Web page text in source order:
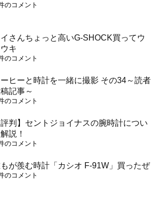
のコメント
イさんちょっと高いG-SHOCK買ってウ
キ
のコメント
ーヒーと時計を一緒に撮影 その34～読者
記事～
のコメント
評判】セントジョイナスの腕時計につい
説！
のコメント
が羨む時計「カシオ F-91W」買ったぜ
のコメント